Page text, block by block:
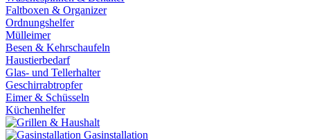
Faltboxen & Organizer
Ordnungshelfer
Mülleimer
Besen & Kehrschaufeln
Haustierbedarf
Glas- und Tellerhalter
Geschirrabtropfer
Eimer & Schüsseln
Küchenhelfer
Gasinstallation